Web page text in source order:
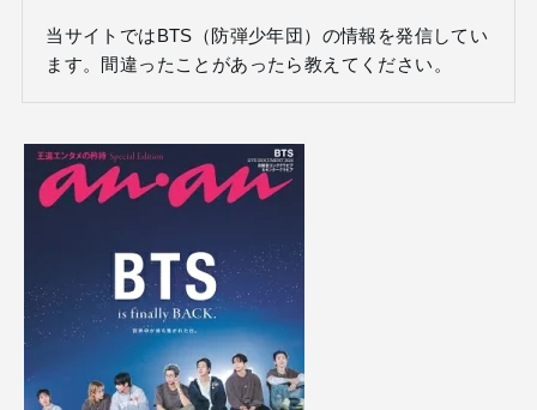
当サイトではBTS（防弾少年団）の情報を発信してい
ます。間違ったことがあったら教えてください。